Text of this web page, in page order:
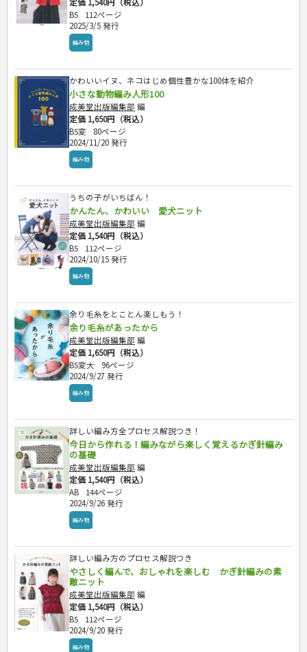
定価 1,540円（税込）
B5
112ページ
2025/3/5 発行
編み物
かわいいイヌ、ネコはじめ個性豊かな100体を紹介
小さな動物編み人形100
成美堂出版編集部 編
定価 1,650円（税込）
B5変
80ページ
2024/11/20 発行
編み物
うちの子がいちばん！
かんたん、かわいい 愛犬ニット
成美堂出版編集部 編
定価 1,540円（税込）
B5
112ページ
2024/10/15 発行
編み物
余り毛糸をとことん楽しもう！
余り毛糸があったから
成美堂出版編集部 編
定価 1,650円（税込）
B5変大
96ページ
2024/9/27 発行
編み物
詳しい編み方全プロセス解説つき！
今日から作れる！編みながら楽しく覚えるかぎ針編み
の基礎
成美堂出版編集部 編
定価 1,540円（税込）
AB
144ページ
2024/9/26 発行
編み物
詳しい編み方のプロセス解説つき
やさしく編んで、おしゃれを楽しむ かぎ針編みの素
敵ニット
成美堂出版編集部 編
定価 1,540円（税込）
B5
112ページ
2024/9/20 発行
編み物